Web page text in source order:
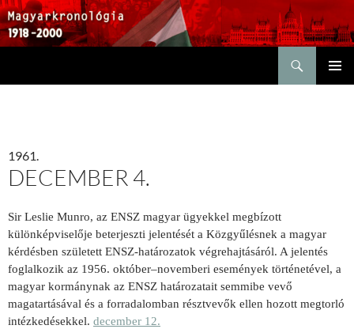
1961.
DECEMBER 4.
Sir Leslie Munro, az ENSZ magyar ügyekkel megbízott
különképviselője beterjeszti jelentését a Közgyűlésnek a magyar
kérdésben született ENSZ-határozatok végrehajtásáról. A jelentés
foglalkozik az 1956. október–novemberi események történetével, a
magyar kormánynak az ENSZ határozatait semmibe vevő
magatartásával és a forradalomban résztvevők ellen hozott megtorló
intézkedésekkel. december 12.